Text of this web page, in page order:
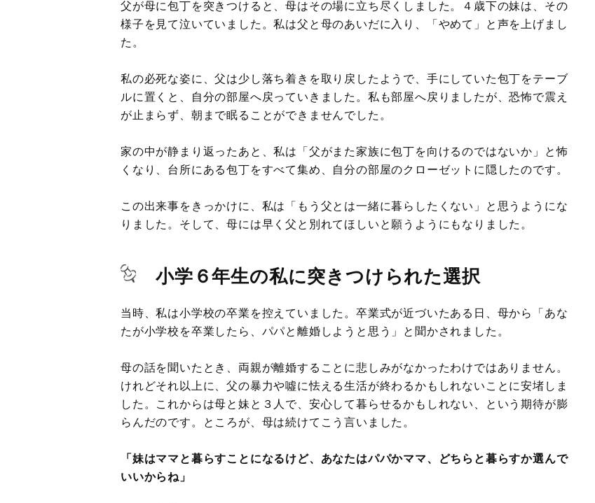
父が母に包丁を突きつけると、母はその場に立ち尽くしました。４歳下の妹は、その
様子を見て泣いていました。私は父と母のあいだに入り、「やめて」と声を上げまし
た。
私の必死な姿に、父は少し落ち着きを取り戻したようで、手にしていた包丁をテーブ
ルに置くと、自分の部屋へ戻っていきました。私も部屋へ戻りましたが、恐怖で震え
が止まらず、朝まで眠ることができませんでした。
家の中が静まり返ったあと、私は「父がまた家族に包丁を向けるのではないか」と怖
くなり、台所にある包丁をすべて集め、自分の部屋のクローゼットに隠したのです。
この出来事をきっかけに、私は「もう父とは一緒に暮らしたくない」と思うようにな
りました。そして、母には早く父と別れてほしいと願うようにもなりました。
小学６年生の私に突きつけられた選択
当時、私は小学校の卒業を控えていました。卒業式が近づいたある日、母から「あな
たが小学校を卒業したら、パパと離婚しようと思う」と聞かされました。
母の話を聞いたとき、両親が離婚することに悲しみがなかったわけではありません。
けれどそれ以上に、父の暴力や噓に怯える生活が終わるかもしれないことに安堵しま
した。これからは母と妹と３人で、安心して暮らせるかもしれない、という期待が膨
らんだのです。ところが、母は続けてこう言いました。
「妹はママと暮らすことになるけど、あなたはパパかママ、どちらと暮らすか選んで
いいからね」